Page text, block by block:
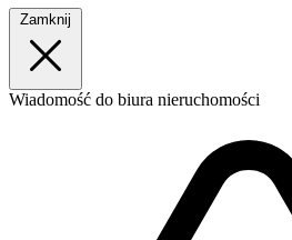
Zamknij
Wiadomość do biura nieruchomości